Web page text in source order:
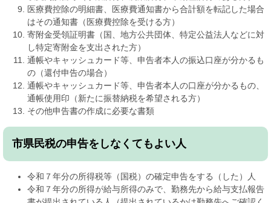
医療費控除の明細書、医療費通知書から合計額を転記した場合
はその通知書（医療費控除を受ける方）
寄附金受領証明書（国、地方公共団体、特定公益法人などに対
し特定寄附金を支出された方）
通帳やキャッシュカード等、申告者本人の振込口座が分かるも
の（還付申告の場合）
通帳やキャッシュカード等、申告者本人の口座が分かるもの、
通帳使用印（新たに振替納税を希望される方）
その他申告書の作成に必要な書類
市県民税の申告をしなくてもよい人
令和７年分の所得税等（国税）の確定申告をする（した）人
令和７年分の所得が給与所得のみで、勤務先から給与支払報告